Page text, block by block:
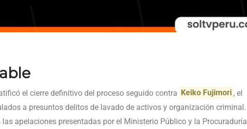
el cierre definitivo del proceso seguido contra Keiko Fujimori , el
a presuntos delitos de lavado de activos y organización criminal.
apelaciones presentadas por el Ministerio Público y la Procuraduría